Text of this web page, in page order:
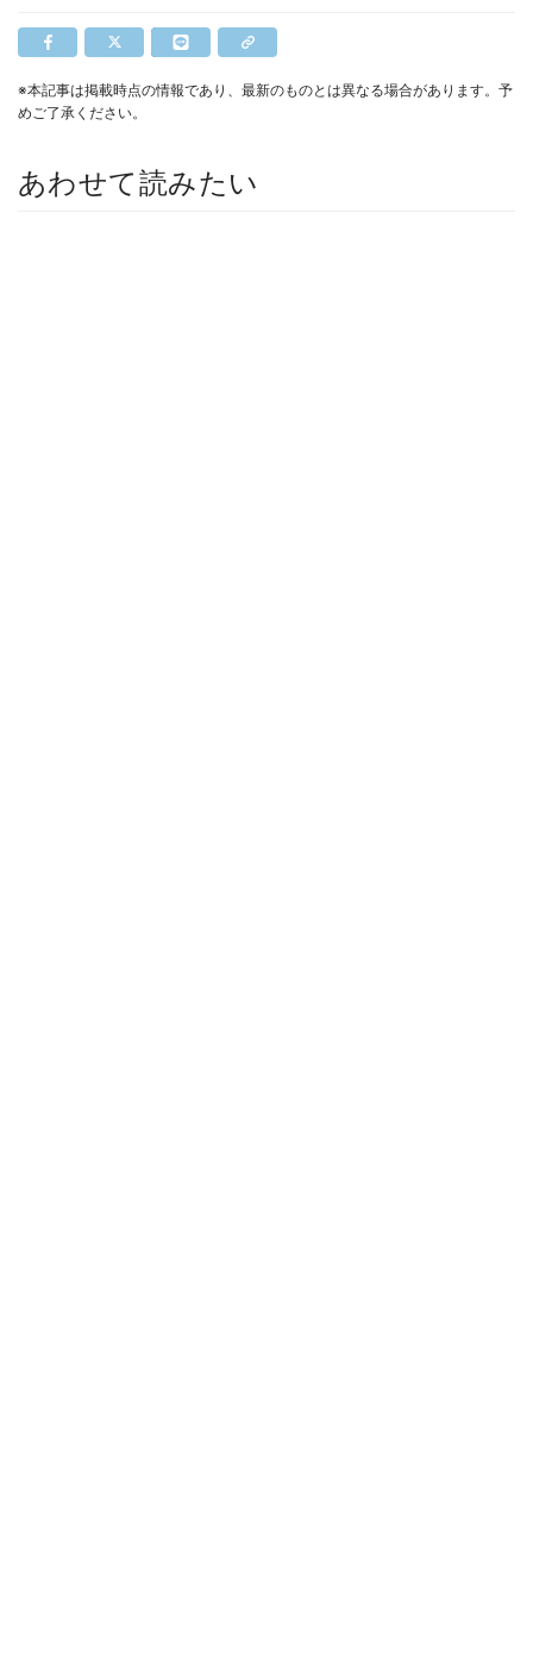
※本記事は掲載時点の情報であり、最新のものとは異なる場合があります。予
めご了承ください。
あわせて読みたい